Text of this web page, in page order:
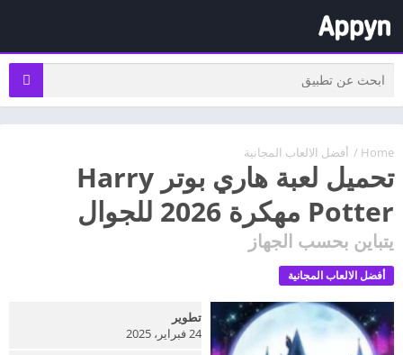
Home
/ أفضل الالعاب المجانية
تحميل لعبة هاري بوتر Harry
Potter مهكرة 2026 للجوال
يتباين بحسب الجهاز
أفضل الالعاب المجانية
تطوير
24 فبراير، 2025